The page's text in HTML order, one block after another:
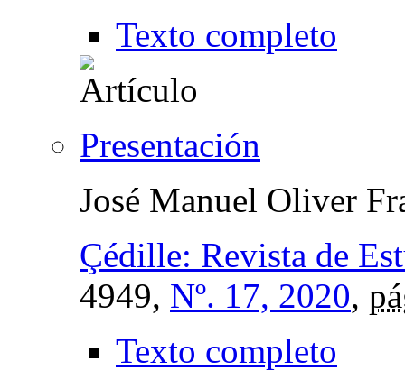
Texto completo
Presentación
José Manuel Oliver
Çédille: Revista de
4949, Nº. 17, 2020,
Texto completo